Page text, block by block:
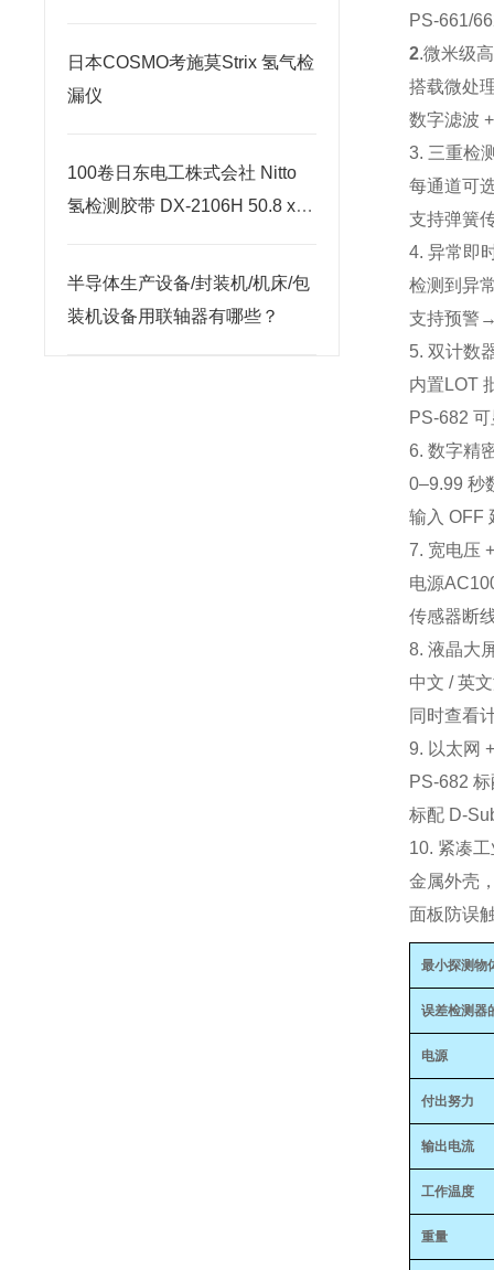
日本COSMO考施莫Strix 氢气检
漏仪
100卷日东电工株式会社 Nitto
氢检测胶带 DX-2106H 50.8 x
半导体生产设备/封装机/机床/包
装机设备用联轴器有哪些？
PS‑661/
2.微米级
搭载微处
数字滤波
3. 三重检
每通道可
支持弹簧
4. 异常即
检测到异
支持预警
5. 双计数
内置 LOT
PS‑682
6. 数字精
0–9.99 秒
输入 OFF
7. 宽电压
电源
传感器断
8. 液晶大
中文 / 英
同时查看
9. 以太网
PS‑682
标配
10. 紧凑
金属外壳
面板防误
最小探测物
误差检测器
电源
付出努力
输出电流
工作温度
重量